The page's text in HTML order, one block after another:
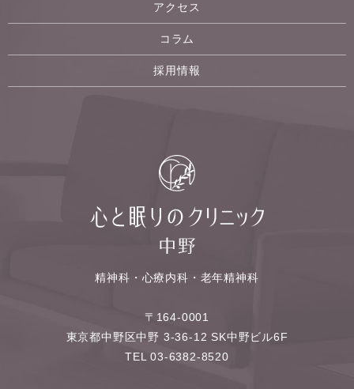
アクセス
コラム
採用情報
精神科・心療内科・老年精神科
〒164-0001
東京都中野区中野 3-36-12 SK中野ビル6F
TEL 03-6382-8520